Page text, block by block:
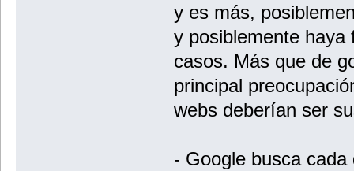
y es más,
y posiblemente haya
casos. Más que de
principal
webs deberían ser
- Google busca